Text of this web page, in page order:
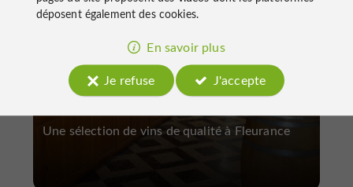
La Cave d'Embidoure
Une sélection de vins de qualité à Fleurance
déposent également des cookies.
En savoir plus
Je refuse
J'accepte